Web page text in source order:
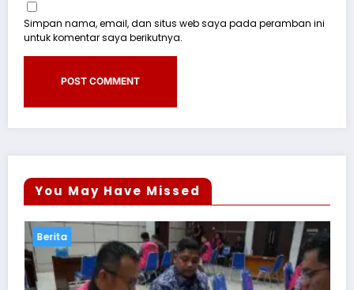
Simpan nama, email, dan situs web saya pada peramban ini
untuk komentar saya berikutnya.
You May Have Missed
Berita